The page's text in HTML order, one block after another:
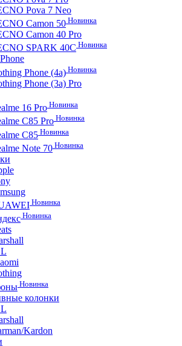
Pova 7 Neo
Camon 50 Новинка
Camon 40 Pro
SPARK 40C Новинка
Phone (4a) Новинка
Phone (3a) Pro
16 ProНовинка
C85 ProНовинка
C85 Новинка
Note 70 Новинка
Новинка
Новинка
Новинка
колонки
Kardon